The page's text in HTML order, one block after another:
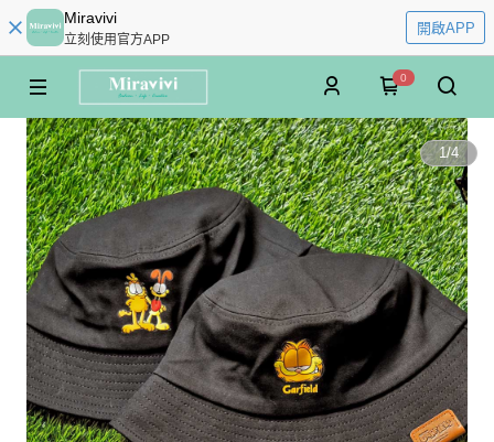
Miravivi
立刻使用官方APP
開啟APP
0
1/4